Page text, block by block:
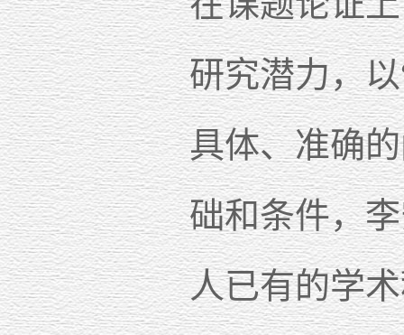
研究潜力，
具体、准确
础和条件，
人已有的学